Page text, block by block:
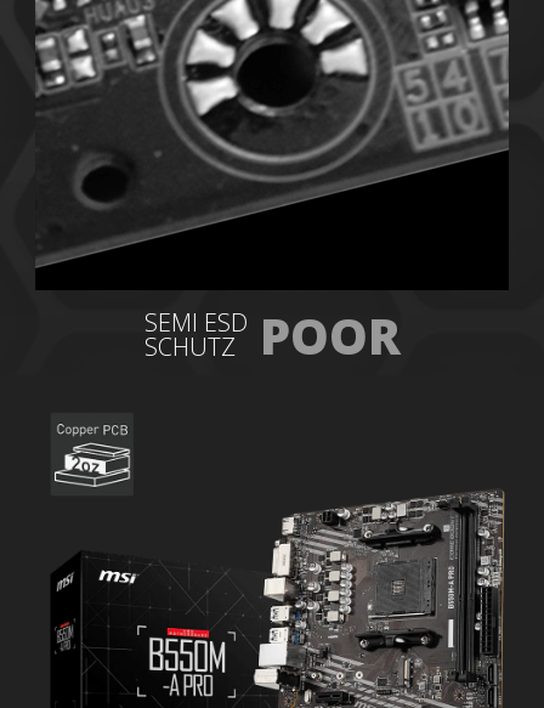
SEMI ESD
SCHUTZ POOR